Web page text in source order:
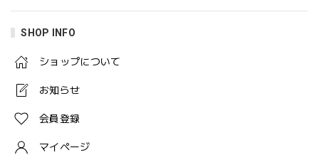
SHOP INFO
ショップについて
お知らせ
会員登録
マイページ